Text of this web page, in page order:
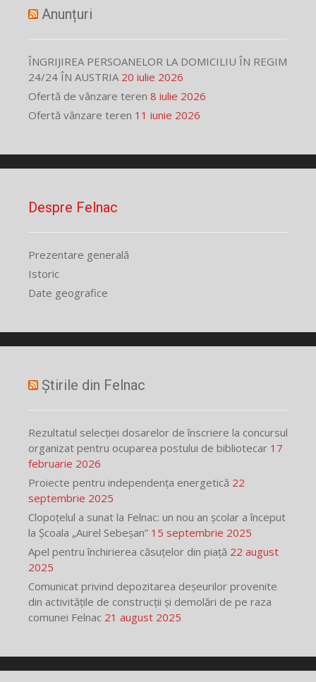
Anunțuri
ÎNGRIJIREA PERSOANELOR LA DOMICILIU ÎN REGIM
24/24 ÎN AUSTRIA 20 iulie 2026
Ofertă de vânzare teren 8 iulie 2026
Ofertă vânzare teren 11 iunie 2026
Despre Felnac
Prezentare generală
Istoric
Date geografice
Știrile din Felnac
Rezultatul selecției dosarelor de înscriere la concursul
organizat pentru ocuparea postului de bibliotecar 17
februarie 2026
Proiecte pentru independența energetică 22
septembrie 2025
Clopoțelul a sunat la Felnac: un nou an școlar a început
la Școala „Aurel Sebeșan” 15 septembrie 2025
Apel pentru închirierea căsuțelor din piață 22 august
2025
Comunicat privind depozitarea deșeurilor provenite
din activitățile de construcții și demolări de pe raza
comunei Felnac 21 august 2025